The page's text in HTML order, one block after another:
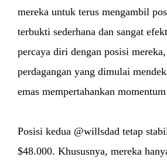
mereka untuk terus mengambil
terbukti sederhana dan sangat
percaya diri dengan posisi
perdagangan yang dimulai
emas mempertahankan
Posisi kedua @willsdad tetap
$48.000. Khususnya, mereka